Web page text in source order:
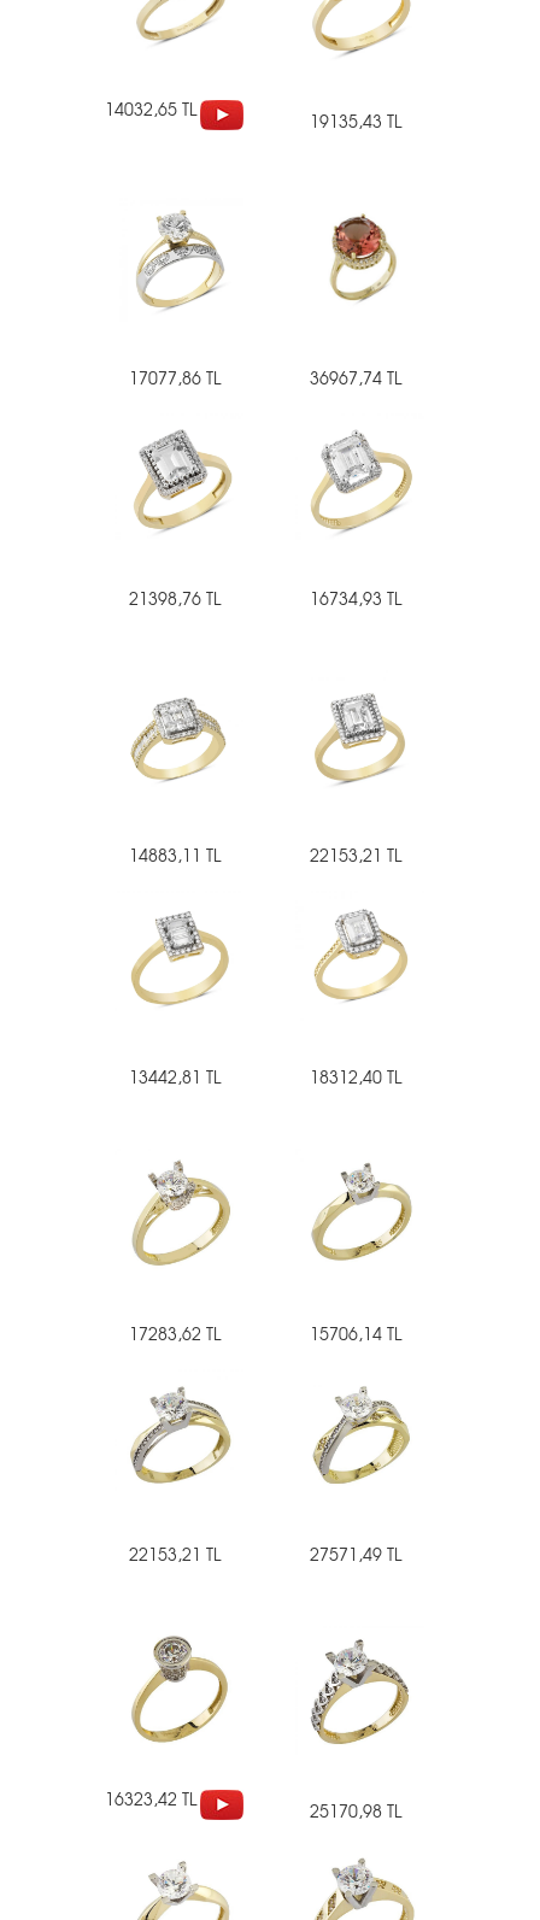
14032,65 TL 19135,43 TL
17077,86 TL 36967,74 TL
21398,76 TL 16734,93 TL
14883,11 TL 22153,21 TL
13442,81 TL 18312,40 TL
17283,62 TL 15706,14 TL
22153,21 TL 27571,49 TL
16323,42 TL 25170,98 TL